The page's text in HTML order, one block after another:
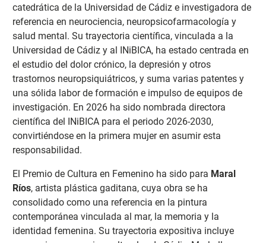
catedrática de la Universidad de Cádiz e investigadora de
referencia en neurociencia, neuropsicofarmacología y
salud mental. Su trayectoria científica, vinculada a la
Universidad de Cádiz y al INiBICA, ha estado centrada en
el estudio del dolor crónico, la depresión y otros
trastornos neuropsiquiátricos, y suma varias patentes y
una sólida labor de formación e impulso de equipos de
investigación. En 2026 ha sido nombrada directora
científica del INiBICA para el periodo 2026-2030,
convirtiéndose en la primera mujer en asumir esta
responsabilidad.
El Premio de Cultura en Femenino ha sido para Maral
Ríos, artista plástica gaditana, cuya obra se ha
consolidado como una referencia en la pintura
contemporánea vinculada al mar, la memoria y la
identidad femenina. Su trayectoria expositiva incluye